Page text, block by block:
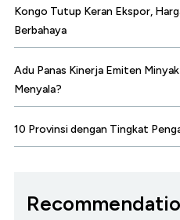
Kongo Tutup Keran Ekspor,
Berbahaya
Adu Panas Kinerja Emiten
Menyala?
10 Provinsi dengan Tingkat